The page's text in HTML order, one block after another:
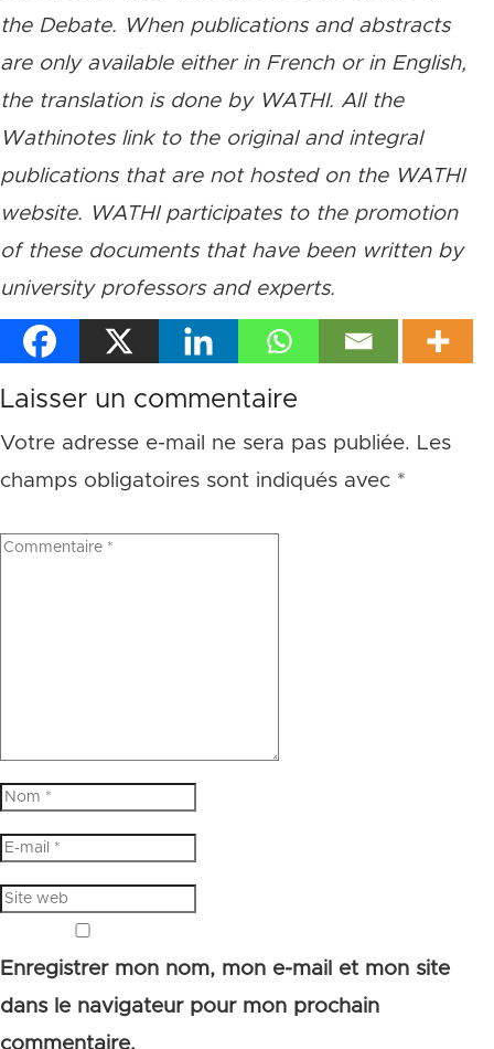
the Debate. When publications and abstracts
are only available either in French or in English,
the translation is done by WATHI. All the
Wathinotes link to the original and integral
publications that are not hosted on the WATHI
website. WATHI participates to the promotion
of these documents that have been written by
university professors and experts.
Laisser un commentaire
Votre adresse e-mail ne sera pas publiée. Les
champs obligatoires sont indiqués avec *
Enregistrer mon nom, mon e-mail et mon site
dans le navigateur pour mon prochain
commentaire.